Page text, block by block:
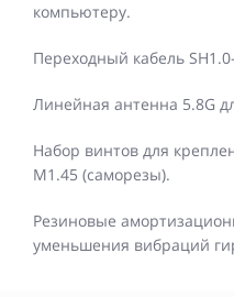
компьютеру.
Переходный кабель
Линейная антенна 5.8G
Набор винтов для
M1.45 (саморезы).
Резиновые
уменьшения вибраций